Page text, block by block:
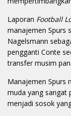
Laporan Football
manajemen Spurs
Nagelsmann
pengganti Conte
transfer musim
Manajemen Spurs
muda yang sangat
menjadi sosok